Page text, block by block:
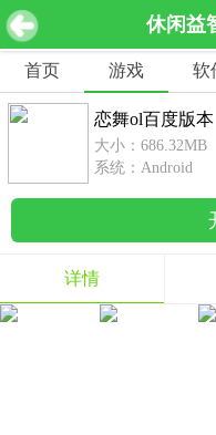
休闲益
网游分类
休闲益智
462款游戏
1642款游戏
经营养成
首页 游戏 软
恋舞ol百度版
恋舞ol百度版本
大小：686.32MB
系统：Android
详情